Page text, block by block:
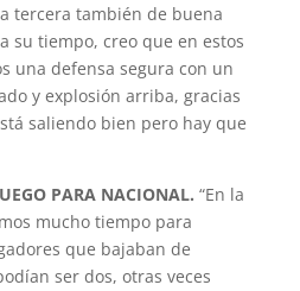
tercera también de buena
su tiempo, creo que en estos
una defensa segura con un
y explosión arriba, gracias
saliendo bien pero hay que
PARA NACIONAL. “En la
mucho tiempo para
que bajaban de
ser dos, otras veces